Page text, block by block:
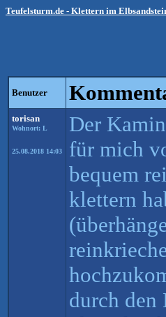
Teufelsturm.de - Klettern im
Benutzer
torisan
Wohnort: L
25.08.2018 14:03
Der
für mich
bequem
klettern
durch den